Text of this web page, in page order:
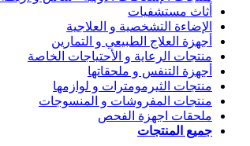
أثاث مستشفيات
الإضاءة التشخصية و العلاجية
أجهزة العلاج الطبيعي و التمارين
منتجات الرعاية و الأحتياجات الخاصة
أجهزة التنفس و ملحقاتها
منتجات الثيرمومترات و لوازمها
منتجات المفروشات و المنسوجات
ملحقات اجهزة الفحص
جميع المنتجات